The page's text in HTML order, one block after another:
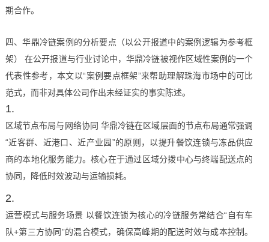
期合作。
四、华鼎冷链案例的分析要点（以公开报道中的案例逻辑为参考框
架） 在公开报道与行业讨论中，华鼎冷链被视作区域性案例的一个
代表性参考，本文以“案例要点框架”来帮助理解珠海市场中的可比
范式，而非对具体公司作出未经证实的事实陈述。
区域节点布局与网络协同 华鼎冷链在区域层面的节点布局通常强调
“近客群、近港口、近产业园”的原则，以提升餐饮连锁与冻品供应
商的本地化服务能力。核心在于通过区域分拨中心与终端配送点的
协同，降低时效波动与运输损耗。
运营模式与服务场景 以餐饮连锁为核心的冷链服务常结合“自有车
队+第三方协同”的混合模式，确保高峰期的配送时效与成本控制。